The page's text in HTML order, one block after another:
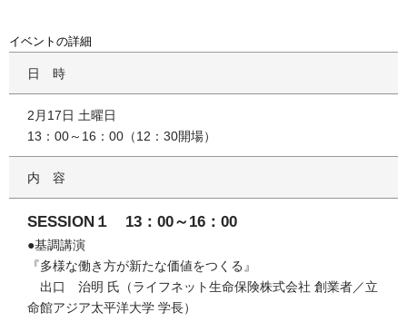
イベントの詳細
日時
2月17日 土曜日
13：00～16：00（12：30開場）
内容
SESSION１ 13：00～16：00
●基調講演
『多様な働き方が新たな価値をつくる』
出口 治明 氏（ライフネット生命保険株式会社 創業者／立
命館アジア太平洋大学 学長）